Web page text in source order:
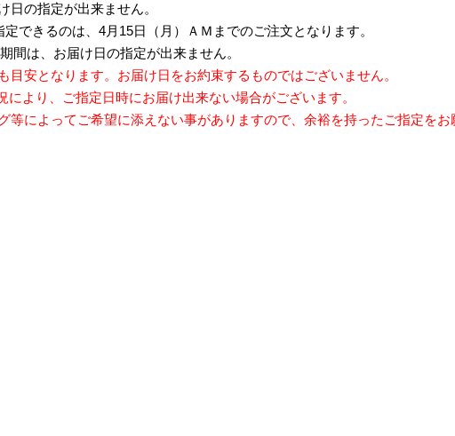
日の指定が出来ません。
できるのは、4月15日（月）ＡＭまでのご注文となります。
間は、お届け日の指定が出来ません。
安となります。お届け日をお約束するものではございません。
より、ご指定日時にお届け出来ない場合がございます。
によってご希望に添えない事がありますので、余裕を持ったご指定をお